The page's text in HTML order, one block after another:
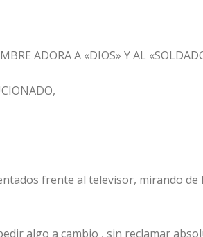
ADORA A «DIOS» Y AL
frente al televisor, mirando de
algo a cambio , sin reclamar